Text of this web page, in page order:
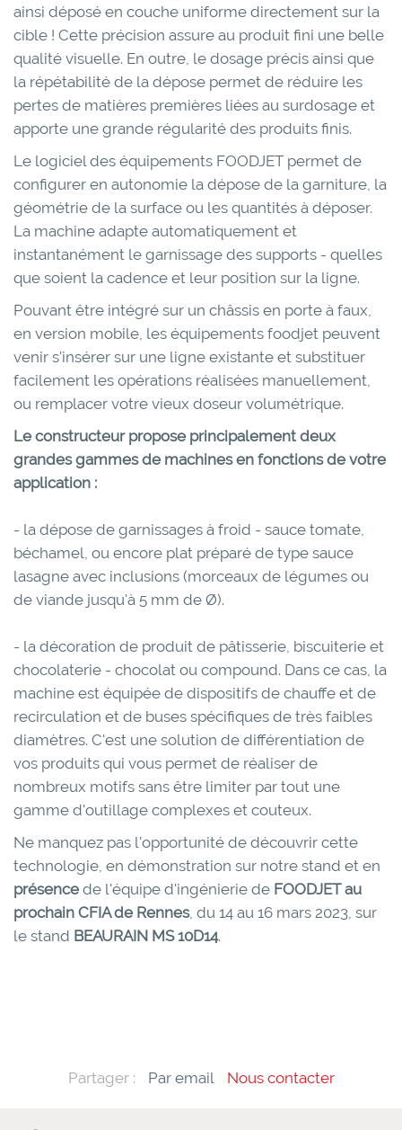
ainsi déposé en couche uniforme directement sur la
cible ! Cette précision assure au produit fini une belle
qualité visuelle. En outre, le dosage précis ainsi que
la répétabilité de la dépose permet de réduire les
pertes de matières premières liées au surdosage et
apporte une grande régularité des produits finis.
Le logiciel des équipements FOODJET permet de
configurer en autonomie la dépose de la garniture, la
géométrie de la surface ou les quantités à déposer.
La machine adapte automatiquement et
instantanément le garnissage des supports - quelles
que soient la cadence et leur position sur la ligne.
Pouvant être intégré sur un châssis en porte à faux,
en version mobile, les équipements foodjet peuvent
venir s'insérer sur une ligne existante et substituer
facilement les opérations réalisées manuellement,
ou remplacer votre vieux doseur volumétrique.
Le constructeur propose principalement deux
grandes gammes de machines en fonctions de votre
application :
- la dépose de garnissages à froid - sauce tomate,
béchamel, ou encore plat préparé de type sauce
lasagne avec inclusions (morceaux de légumes ou
de viande jusqu'à 5 mm de Ø).
- la décoration de produit de pâtisserie, biscuiterie et
chocolaterie - chocolat ou compound. Dans ce cas, la
machine est équipée de dispositifs de chauffe et de
recirculation et de buses spécifiques de très faibles
diamètres. C'est une solution de différentiation de
vos produits qui vous permet de réaliser de
nombreux motifs sans être limiter par tout une
gamme d'outillage complexes et couteux.
Ne manquez pas l'opportunité de découvrir cette
technologie, en démonstration sur notre stand et en
présencede l'équipe d'ingénierie de FOODJET au
prochain CFIA de Rennes, du 14 au 16 mars 2023, sur
le stand BEAURAIN MS 10D14.
Partager : Par email Nous contacter